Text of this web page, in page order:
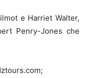
e Harriet Walter,
Penry-Jones che